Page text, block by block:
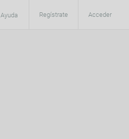
Ayuda Regístrate Acceder